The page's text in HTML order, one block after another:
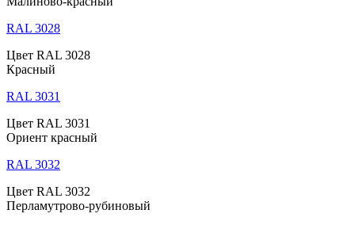
RAL 3028
Цвет RAL 3028
Красный
RAL 3031
Цвет RAL 3031
Ориент красный
RAL 3032
Цвет RAL 3032
Перламутрово-рубиновый